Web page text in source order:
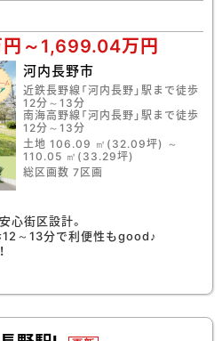
～1,699.04万円
河内長野市
近鉄長野線「河内長野」駅まで徒歩
12分～13分
南海高野線「河内長野」駅まで徒歩
12分～13分
土地 106.09 ㎡(32.09坪) ～
110.05 ㎡(33.29坪)
総区画数 7区画
心街区設計。
12～13分で利便性もgood♪